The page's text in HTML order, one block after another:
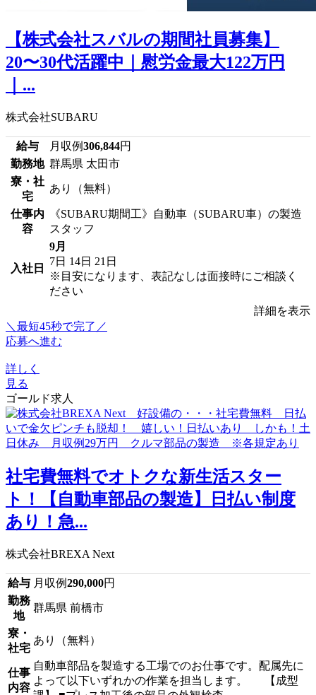
【株式会社スバルの期間社員募集】
20〜30代活躍中｜慰労金最大122万円
｜...
株式会社SUBARU
給与 月収例306,844円
勤務地 群馬県 太田市
寮・社
宅
あり（無料）
仕事内
容
《SUBARU期間工》自動車（SUBARU車）の製造
スタッフ
入社日
9月
7日 14日 21日
※目安になります、表記なしは面接時にご相談く
ださい
詳細を表示
＼最短45秒で完了／
応募へ進む
詳しく
見る
ゴールド求人
社宅費無料でオトクな新生活スター
ト！【自動車部品の製造】日払い制度
あり！急...
株式会社BREXA Next
給与 月収例290,000円
勤務
地
群馬県 前橋市
寮・
社宅
あり（無料）
仕事
内容
自動車部品を製造する工場でのお仕事です。配属先に
よって以下いずれかの作業を担当します。 【成型